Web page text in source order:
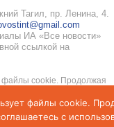
Тагил, пр. Ленина, 4.
ИА «Все новости»
ссылкой на
файлы cookie. Продолжая
Подробнее вПолитике
иСоглашение об обработке
файлы cookie.
с